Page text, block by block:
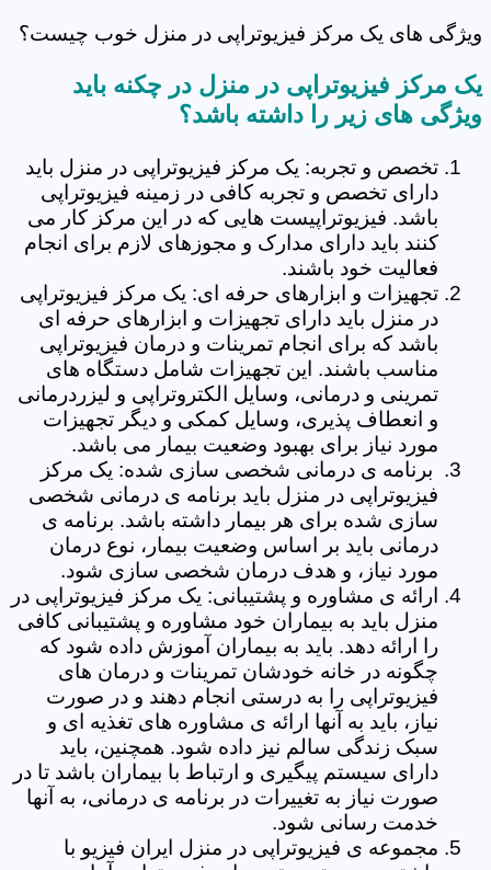
ویژگی های یک مرکز فیزیوتراپی در منزل خوب چیست؟
یک مرکز فیزیوتراپی در منزل در چکنه باید
ویژگی های زیر را داشته باشد؟
تخصص و تجربه: یک مرکز فیزیوتراپی در منزل باید
دارای تخصص و تجربه کافی در زمینه فیزیوتراپی
باشد. فیزیوتراپیست هایی که در این مرکز کار می
کنند باید دارای مدارک و مجوزهای لازم برای انجام
فعالیت خود باشند.
تجهیزات و ابزارهای حرفه ای: یک مرکز فیزیوتراپی
در منزل باید دارای تجهیزات و ابزارهای حرفه ای
باشد که برای انجام تمرینات و درمان فیزیوتراپی
مناسب باشند. این تجهیزات شامل دستگاه های
تمرینی و درمانی، وسایل الکتروتراپی و لیزردرمانی
و انعطاف پذیری، وسایل کمکی و دیگر تجهیزات
مورد نیاز برای بهبود وضعیت بیمار می باشد.
برنامه ی درمانی شخصی سازی شده: یک مرکز
فیزیوتراپی در منزل باید برنامه ی درمانی شخصی
سازی شده برای هر بیمار داشته باشد. برنامه ی
درمانی باید بر اساس وضعیت بیمار، نوع درمان
مورد نیاز، و هدف درمان شخصی سازی شود.
ارائه ی مشاوره و پشتیبانی: یک مرکز فیزیوتراپی در
منزل باید به بیماران خود مشاوره و پشتیبانی کافی
را ارائه دهد. باید به بیماران آموزش داده شود که
چگونه در خانه خودشان تمرینات و درمان های
فیزیوتراپی را به درستی انجام دهند و در صورت
نیاز، باید به آنها ارائه ی مشاوره های تغذیه ای و
سبک زندگی سالم نیز داده شود. همچنین، باید
دارای سیستم پیگیری و ارتباط با بیماران باشد تا در
صورت نیاز به تغییرات در برنامه ی درمانی، به آنها
خدمت رسانی شود.
مجموعه ی فیزیوتراپی در منزل ایران فیزیو با